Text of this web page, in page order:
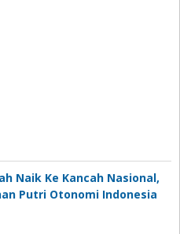
Naik Ke Kancah Nasional,
Putri Otonomi Indonesia